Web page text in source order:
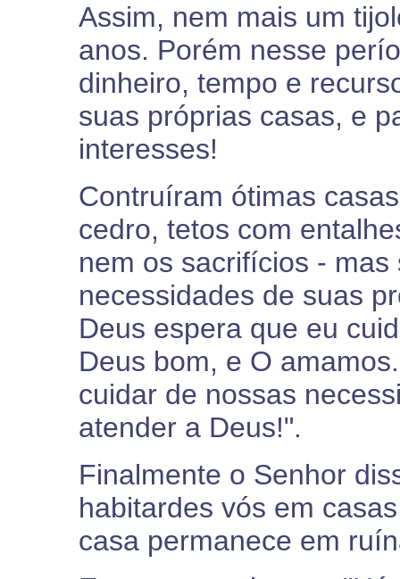
Assim, nem mais um
anos. Porém nesse
dinheiro, tempo e
suas próprias casas, e
interesses!
Contruíram ótimas
cedro, tetos com
nem os sacrifícios -
necessidades de suas
Deus espera que eu
Deus bom, e O
cuidar de nossas
atender a Deus!".
Finalmente o Senhor
habitardes vós em
casa permanece em